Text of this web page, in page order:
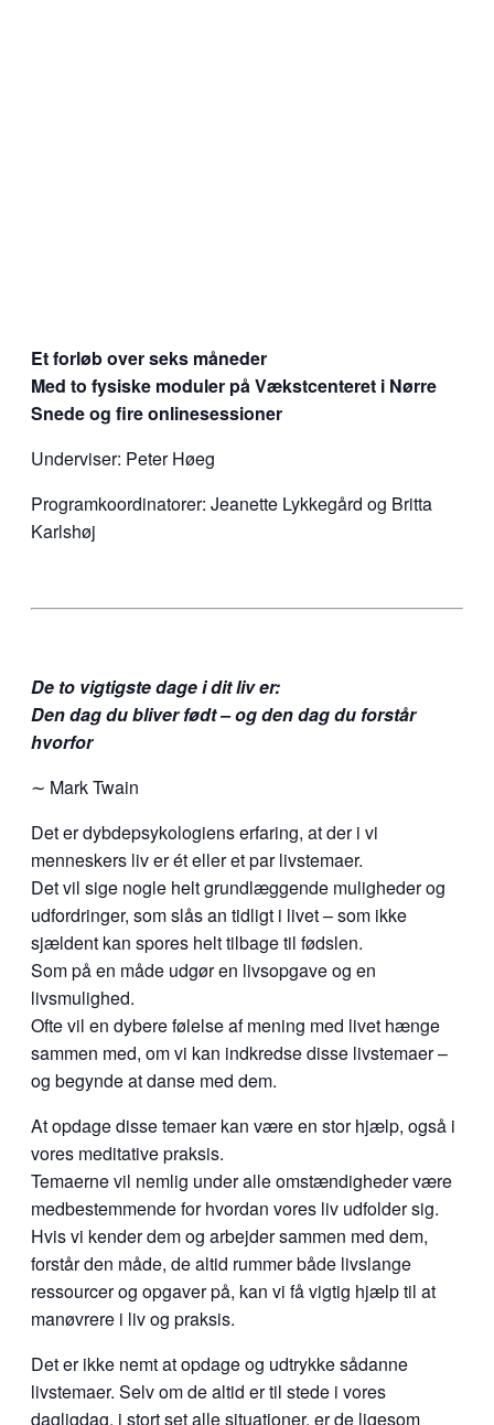
Et forløb over seks måneder
Med to fysiske moduler på Vækstcenteret i Nørre
Snede og fire onlinesessioner
Underviser: Peter Høeg
Programkoordinatorer: Jeanette Lykkegård og Britta
Karlshøj
De to vigtigste dage i dit liv er:
Den dag du bliver født – og den dag du forstår
hvorfor
∼ Mark Twain
Det er dybdepsykologiens erfaring, at der i vi
menneskers liv er ét eller et par livstemaer.
Det vil sige nogle helt grundlæggende muligheder og
udfordringer, som slås an tidligt i livet – som ikke
sjældent kan spores helt tilbage til fødslen.
Som på en måde udgør en livsopgave og en
livsmulighed.
Ofte vil en dybere følelse af mening med livet hænge
sammen med, om vi kan indkredse disse livstemaer –
og begynde at danse med dem.
At opdage disse temaer kan være en stor hjælp, også i
vores meditative praksis.
Temaerne vil nemlig under alle omstændigheder være
medbestemmende for hvordan vores liv udfolder sig.
Hvis vi kender dem og arbejder sammen med dem,
forstår den måde, de altid rummer både livslange
ressourcer og opgaver på, kan vi få vigtig hjælp til at
manøvrere i liv og praksis.
Det er ikke nemt at opdage og udtrykke sådanne
livstemaer. Selv om de altid er til stede i vores
dagligdag, i stort set alle situationer, er de ligesom